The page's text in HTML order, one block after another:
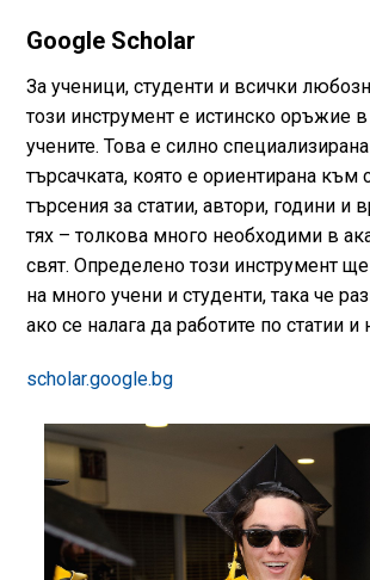
Google Scholar
За ученици, студенти и всички
този инструмент е истинско оръжие
учените. Това е силно специализирана
търсачката, която е ориентирана към
търсения за статии, автори, години и
тях – толкова много необходими в
свят. Определено този инструмент
на много учени и студенти, така че
ако се налага да работите по статии и
scholar.google.bg